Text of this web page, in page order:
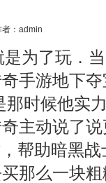
：admin
为了玩．
手游地下
时候他实
主动说了
帮助暗黑
那么一块